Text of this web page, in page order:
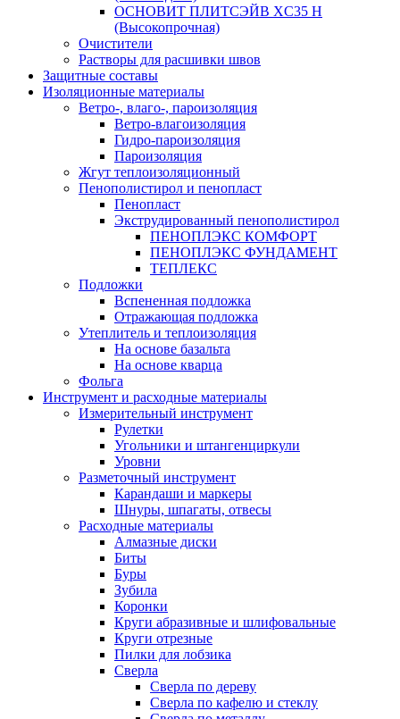
ОСНОВИТ ПЛИТСЭЙВ XС35 Н
(Высокопрочная)
Очистители
Растворы для расшивки швов
Защитные составы
Изоляционные материалы
Ветро-, влаго-, пароизоляция
Ветро-влагоизоляция
Гидро-пароизоляция
Пароизоляция
Жгут теплоизоляционный
Пенополистирол и пенопласт
Пенопласт
Экструдированный пенополистирол
ПЕНОПЛЭКС КОМФОРТ
ПЕНОПЛЭКС ФУНДАМЕНТ
ТЕПЛЕКС
Подложки
Вспененная подложка
Отражающая подложка
Утеплитель и теплоизоляция
На основе базальта
На основе кварца
Фольга
Инструмент и расходные материалы
Измерительный инструмент
Рулетки
Угольники и штангенциркули
Уровни
Разметочный инструмент
Карандаши и маркеры
Шнуры, шпагаты, отвесы
Расходные материалы
Алмазные диски
Биты
Буры
Зубила
Коронки
Круги абразивные и шлифовальные
Круги отрезные
Пилки для лобзика
Сверла
Сверла по дереву
Сверла по кафелю и стеклу